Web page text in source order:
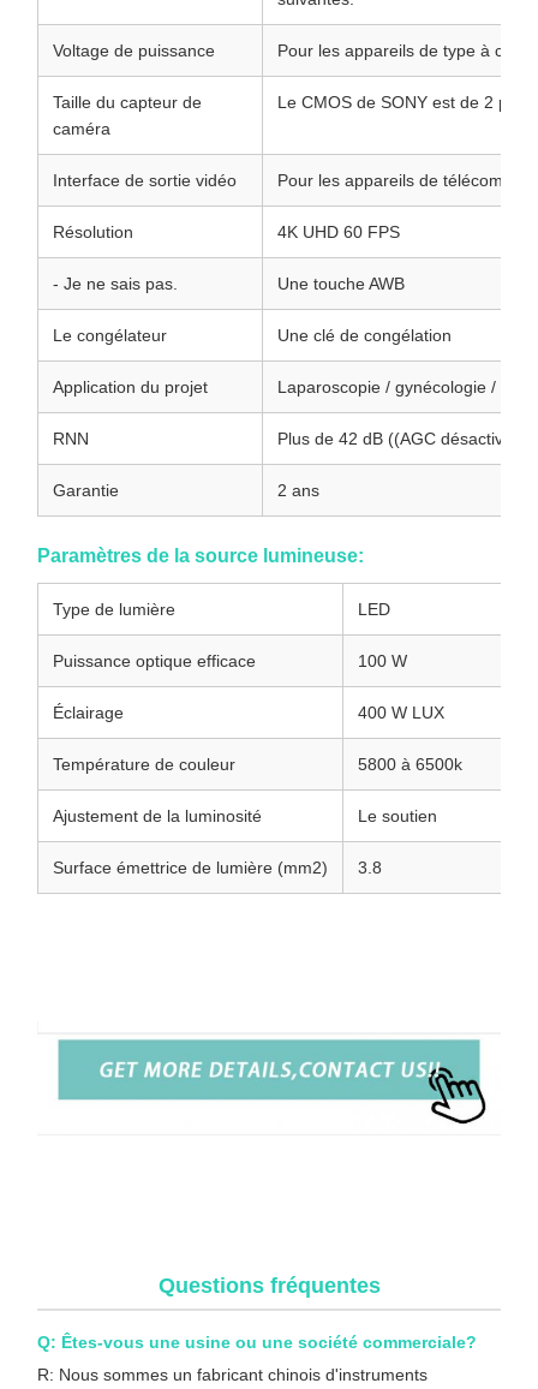
Voltage de puissance Pour les appareils de type à
Taille du capteur de
caméra
Le CMOS de SONY est de 2
Interface de sortie vidéo Pour les appareils de
Résolution 4K UHD 60 FPS
- Je ne sais pas. Une touche AWB
Le congélateur Une clé de congélation
Application du projet Laparoscopie / gynécologie /
RNN Plus de 42 dB ((AGC désactivé)
Garantie 2 ans
Paramètres de la source lumineuse:
Type de lumière LED
Puissance optique efficace 100 W
Éclairage 400 W LUX
Température de couleur 5800 à 6500k
Ajustement de la luminosité Le soutien
Surface émettrice de lumière (mm2) 3.8
Questions fréquentes
Q: Êtes-vous une usine ou une société commerciale?
R: Nous sommes un fabricant chinois d'instruments